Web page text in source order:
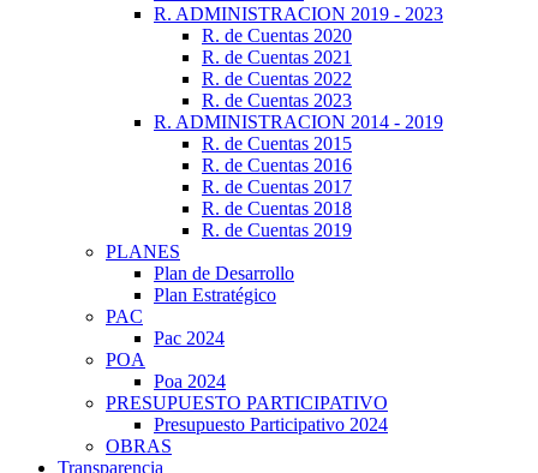
R. ADMINISTRACION 2019 - 2023
R. de Cuentas 2020
R. de Cuentas 2021
R. de Cuentas 2022
R. de Cuentas 2023
R. ADMINISTRACION 2014 - 2019
R. de Cuentas 2015
R. de Cuentas 2016
R. de Cuentas 2017
R. de Cuentas 2018
R. de Cuentas 2019
PLANES
Plan de Desarrollo
Plan Estratégico
PAC
Pac 2024
POA
Poa 2024
PRESUPUESTO PARTICIPATIVO
Presupuesto Participativo 2024
OBRAS
Transparencia